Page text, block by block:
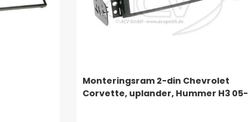
Monteringsram 2-din Chevrolet
Corvette, uplander, Hummer H3 05-